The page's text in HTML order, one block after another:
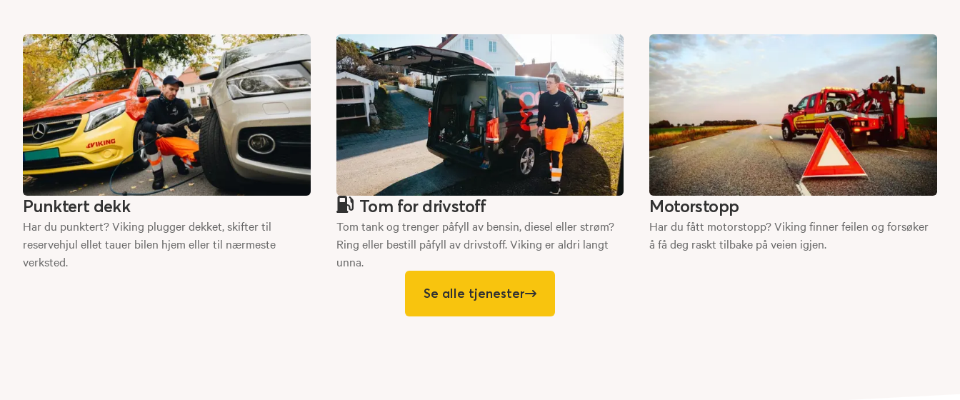
Punktert dekk
Har du punktert? Viking plugger dekket, skifter til
reservehjul ellet tauer bilen hjem eller til nærmeste
verksted.
Tom for drivstoff
Tom tank og trenger påfyll av bensin, diesel eller strøm?
Ring eller bestill påfyll av drivstoff. Viking er aldri langt
unna.
Motorstopp
Har du fått motorstopp? Viking finner feilen og forsøker
å få deg raskt tilbake på veien igjen.
Se alle tjenester